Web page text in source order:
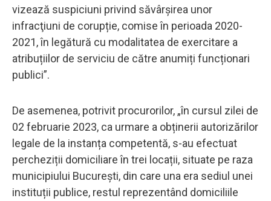
vizează suspiciuni privind săvârşirea unor
infracţiuni de corupție, comise în perioada 2020-
2021, în legătură cu modalitatea de exercitare a
atribuțiilor de serviciu de către anumiți funcționari
publici”.
De asemenea, potrivit procurorilor, „în cursul zilei de
02 februarie 2023, ca urmare a obținerii autorizărilor
legale de la instanța competentă, s-au efectuat
percheziții domiciliare în trei locații, situate pe raza
municipiului București, din care una era sediul unei
instituții publice, restul reprezentând domiciliile